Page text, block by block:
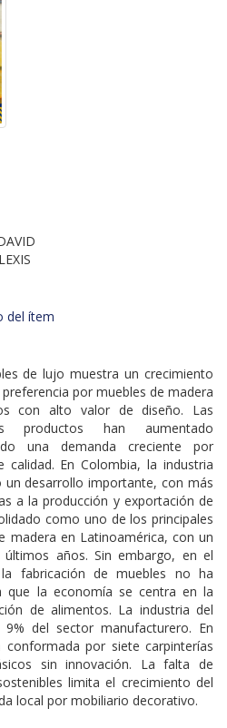
del ítem
de lujo muestra un crecimiento
por muebles de madera
con alto valor de diseño. Las
productos han aumentado
una demanda creciente por
En Colombia, la industria
un desarrollo importante, con más
a la producción y exportación de
como uno de los principales
madera en Latinoamérica, con un
años. Sin embargo, en el
fabricación de muebles no ha
la economía se centra en la
de alimentos. La industria del
del sector manufacturero. En
conformada por siete carpinterías
sin innovación. La falta de
limita el crecimiento del
local por mobiliario decorativo.